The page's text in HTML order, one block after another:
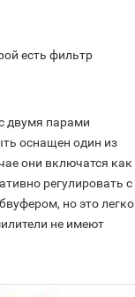
есть фильтр
двумя парами
оснащен один из
они включатся как
регулировать с
но это легко
не имеют